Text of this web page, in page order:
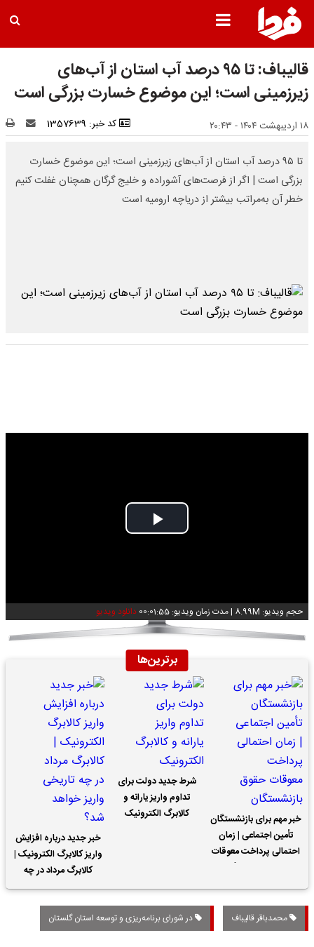
قالیباف: تا ۹۵ درصد آب استان از آب‌های
زیرزمینی است؛ این موضوع خسارت بزرگی است
۱۸ اردیبهشت ۱۴۰۴ - ۲۰:۴۳ کد خبر: 1357639
تا ۹۵ درصد آب استان از آب‌های زیرزمینی است؛ این موضوع خسارت
بزرگی است | اگر از فرصت‌های آشوراده و خلیج گرگان همچنان غفلت کنیم
خطر آن به‌مراتب بیشتر از دریاچه ارومیه است
Play
حجم ویدیو: 8.99M |مدت زمان ویدیو: 00:01:55 دانلود ویدیو
برترین‌ها
خبر مهم برای بازنشستگان
تأمین اجتماعی | زمان
احتمالی پرداخت معوقات
شرط جدید دولت برای
تداوم واریز یارانه و
کالابرگ الکترونیک
خبر جدید درباره افزایش
واریز کالابرگ الکترونیک |
کالابرگ مرداد در چه
تاریخی واریز خواهد شد؟
محمدباقر قالیباف در شورای برنامه‌ریزی و توسعه استان گلستان